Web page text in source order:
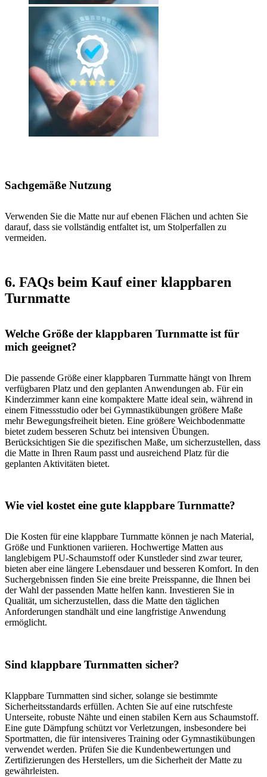
Sachgemäße Nutzung
Verwenden Sie die Matte nur auf ebenen Flächen und achten Sie
darauf, dass sie vollständig entfaltet ist, um Stolperfallen zu
vermeiden.
6. FAQs beim Kauf einer klappbaren
Turnmatte
Welche Größe der klappbaren Turnmatte ist für
mich geeignet?
Die passende Größe einer klappbaren Turnmatte hängt von Ihrem
verfügbaren Platz und den geplanten Anwendungen ab. Für ein
Kinderzimmer kann eine kompaktere Matte ideal sein, während in
einem Fitnessstudio oder bei Gymnastikübungen größere Maße
mehr Bewegungsfreiheit bieten. Eine größere Weichbodenmatte
bietet zudem besseren Schutz bei intensiven Übungen.
Berücksichtigen Sie die spezifischen Maße, um sicherzustellen, dass
die Matte in Ihren Raum passt und ausreichend Platz für die
geplanten Aktivitäten bietet.
Wie viel kostet eine gute klappbare Turnmatte?
Die Kosten für eine klappbare Turnmatte können je nach Material,
Größe und Funktionen variieren. Hochwertige Matten aus
langlebigem PU-Schaumstoff oder Kunstleder sind zwar teurer,
bieten aber eine längere Lebensdauer und besseren Komfort. In den
Suchergebnissen finden Sie eine breite Preisspanne, die Ihnen bei
der Wahl der passenden Matte helfen kann. Investieren Sie in
Qualität, um sicherzustellen, dass die Matte den täglichen
Anforderungen standhält und eine langfristige Anwendung
ermöglicht.
Sind klappbare Turnmatten sicher?
Klappbare Turnmatten sind sicher, solange sie bestimmte
Sicherheitsstandards erfüllen. Achten Sie auf eine rutschfeste
Unterseite, robuste Nähte und einen stabilen Kern aus Schaumstoff.
Eine gute Dämpfung schützt vor Verletzungen, insbesondere bei
Sportmatten, die für intensiveres Training oder Gymnastikübungen
verwendet werden. Prüfen Sie die Kundenbewertungen und
Zertifizierungen des Herstellers, um die Sicherheit der Matte zu
gewährleisten.